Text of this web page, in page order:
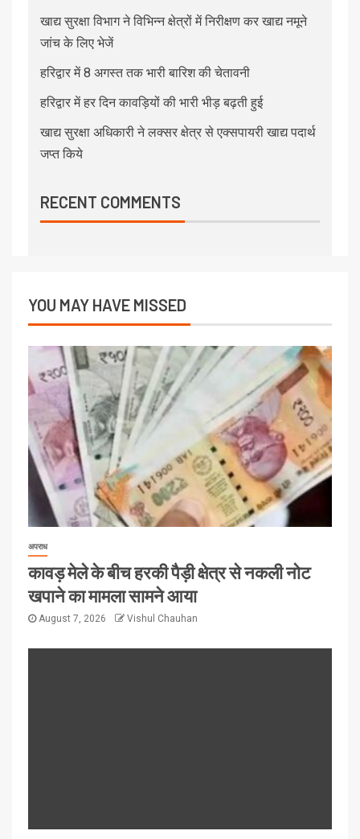
खाद्य सुरक्षा विभाग ने विभिन्न क्षेत्रों में निरीक्षण कर खाद्य नमूने
जांच के लिए भेजें
हरिद्वार में 8 अगस्त तक भारी बारिश की चेतावनी
हरिद्वार में हर दिन कावड़ियों की भारी भीड़ बढ़ती हुई
खाद्य सुरक्षा अधिकारी ने लक्सर क्षेत्र से एक्सपायरी खाद्य पदार्थ
जप्त किये
RECENT COMMENTS
YOU MAY HAVE MISSED
अपराध
कावड़ मेले के बीच हरकी पैड़ी क्षेत्र से नकली नोट
खपाने का मामला सामने आया
August 7, 2026 Vishul Chauhan